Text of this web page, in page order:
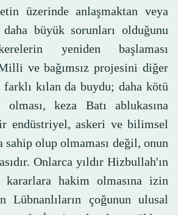
üzerinde anlaşmaktan veya
daha büyük sorunları olduğunu
yeniden başlaması
ve bağımsız projesini diğer
kılan da buydu; daha kötü
keza Batı ablukasına
endüstriyel, askeri ve bilimsel
sahip olup olmaması değil, onun
Onlarca yıldır Hizbullah'ın
hakim olmasına izin
Lübnanlıların çoğunun ulusal